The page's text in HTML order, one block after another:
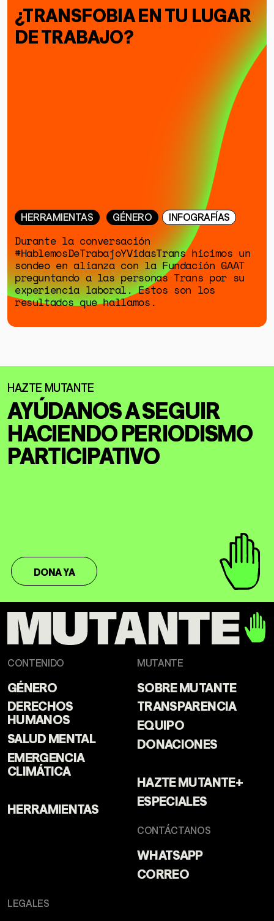
¿TRANSFOBIA EN TU LUGAR
DE TRABAJO?
HERRAMIENTAS GÉNERO INFOGRAFÍAS
Durante la conversación
#HablemosDeTrabajoYVidasTrans hicimos un
sondeo en alianza con la Fundación GAAT
preguntando a las personas Trans por su
experiencia laboral. Estos son los
resultados que hallamos.
AYÚDANOS A SEGUIR
HACIENDOPERIODISMO
PARTICIPATIVO
DONA YA
CONTENIDO
GÉNERO
DERECHOS
HUMANOS
SALUD MENTAL
EMERGENCIA
CLIMÁTICA
HERRAMIENTAS
MUTANTE
SOBRE MUTANTE
TRANSPARENCIA
EQUIPO
DONACIONES
HAZTE MUTANTE+
ESPECIALES
CONTÁCTANOS
WHATSAPP
CORREO
LEGALES